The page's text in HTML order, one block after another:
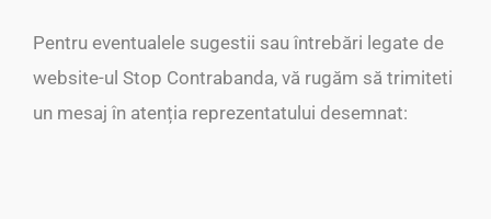
Pentru eventualele sugestii sau întrebări legate de
website-ul Stop Contrabanda, vă rugăm să trimiteti
un mesaj în atenția reprezentatului desemnat: